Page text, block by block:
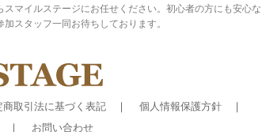
マイルステージにお任せください。初心者の方にも安心
スタッフ一同お待ちしております。
商取引法に基づく表記
個人情報保護方針
お問い合わせ